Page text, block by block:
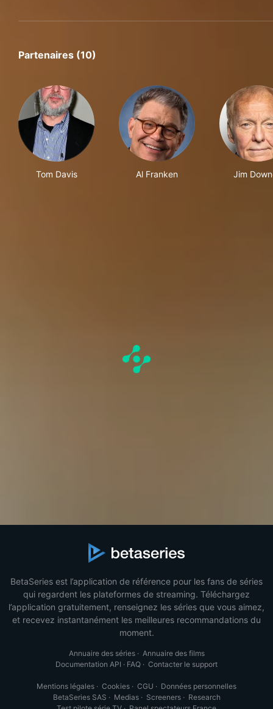
Partenaires (10)
Tom Davis Al Franken Jim
BetaSeries est l’application de référence pour les fans de séries
qui regardent les plateformes de streaming. Téléchargez
l’application gratuitement, renseignez les séries que vous aimez,
et recevez instantanément les meilleures recommandations du
moment.
Annuaire des séries· Annuaire des films
Documentation API · FAQ · Contacter le support
Mentions légales · Cookies · CGU · Données personnelles
BetaSeries SAS · Medias· Screeners· Research